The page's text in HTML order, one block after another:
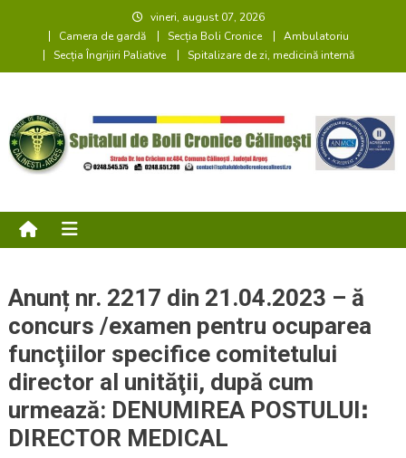
content
vineri, august 07, 2026
Camera de gardă
Secția Boli Cronice
Ambulatoriu
Secția Îngrijiri Paliative
Spitalizare de zi, medicină internă
Spitalul de Boli Cronice
Călinești
Anunț nr. 2217 din 21.04.2023 – ă
concurs /examen pentru ocuparea
funcţiilor specifice comitetului
director al unităţii, după cum
urmează: DENUMIREA POSTULUIꓽ
DIRECTOR MEDICAL